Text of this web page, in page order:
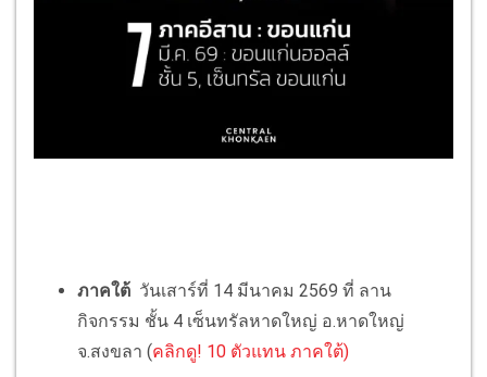
ภาคใต้ วันเสาร์ที่ 14 มีนาคม 2569 ที่ ลาน
กิจกรรม ชั้น 4 เซ็นทรัลหาดใหญ่ อ.หาดใหญ่
จ.สงขลา (คลิกดู! 10 ตัวแทน ภาคใต้)